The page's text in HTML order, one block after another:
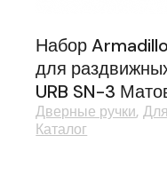
Набор
для
URB SN-3
Дверные ручки
Каталог